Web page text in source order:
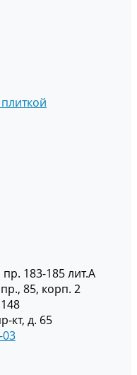
183-185 лит.А
85, корп. 2
кт, д. 65
03